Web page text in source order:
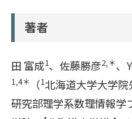
著者
田 富成1、佐藤勝彦2,＊、
1,4＊ （1北海道大学大学院
研究部理学系数理情報学